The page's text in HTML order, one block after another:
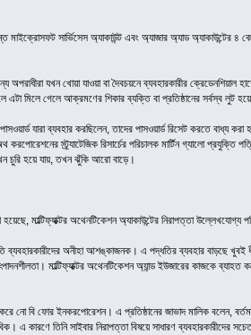
মাইক্রোসফট সার্ভিসেস অ্যাকাউন্ট এবং অ্যাজার অ্যাড অ্যাকাউন্টের ৪
অপরাধীরা যখন খোয়া যাওয়া বা দৈবচয়নে ব্যবহারকারীর
এটা মিলে গেলে আক্রমণের শিকার ব্যক্তি বা প্রতিষ্ঠানের সর্বস্ব লুট
যারা ব্যবহার করছিলেন, তাদের পাসওয়ার্ড রিসেট করতে বাধ্য
করপোরেশনের স্ট্র্যাটেজিক রিসার্চের পরিচালক মার্টিন গ্যালো
চুরি হয়ে যায়, তখন ঝুঁকি আরো বাড়ে।
মাল্টিফ্যাক্টর অথেনটিকেশন অ্যাকাউন্টের নিরাপত্তা উল্লেখযোগ্য
ব্যবহারকারীদের অনীহা আশঙ্কাজনক। এ পদ্ধতির ব্যবহার বাড়ছে খুবই
মাল্টিফ্যাক্টর অথেনটিকেশন অ্যান্ড ইউজারের কাজকে
করে নো বি ফোর ইনকরপোরেশন। এ প্রতিষ্ঠানের জাভাদ মালিক
এ কারণে তিনি সাইবার নিরাপত্তা বিষয়ে সাধারণ